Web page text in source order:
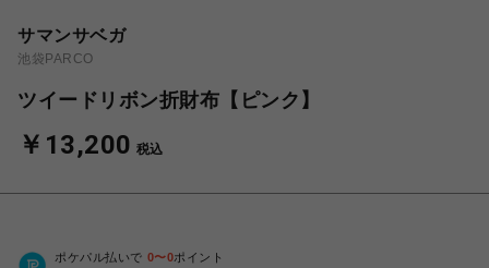
サマンサベガ
池袋PARCO
ツイードリボン折財布【ピンク】
￥13,200 税込
ポケパル払いで 0〜0ポイント